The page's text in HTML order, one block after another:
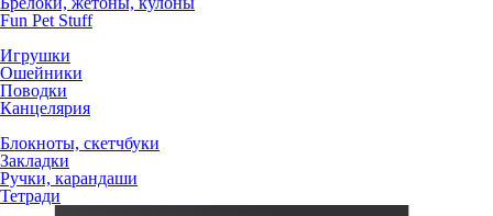
Fun Pet Stuff
Игрушки
Ошейники
Поводки
Канцелярия
Блокноты, скетчбуки
Закладки
Ручки, карандаши
Тетради